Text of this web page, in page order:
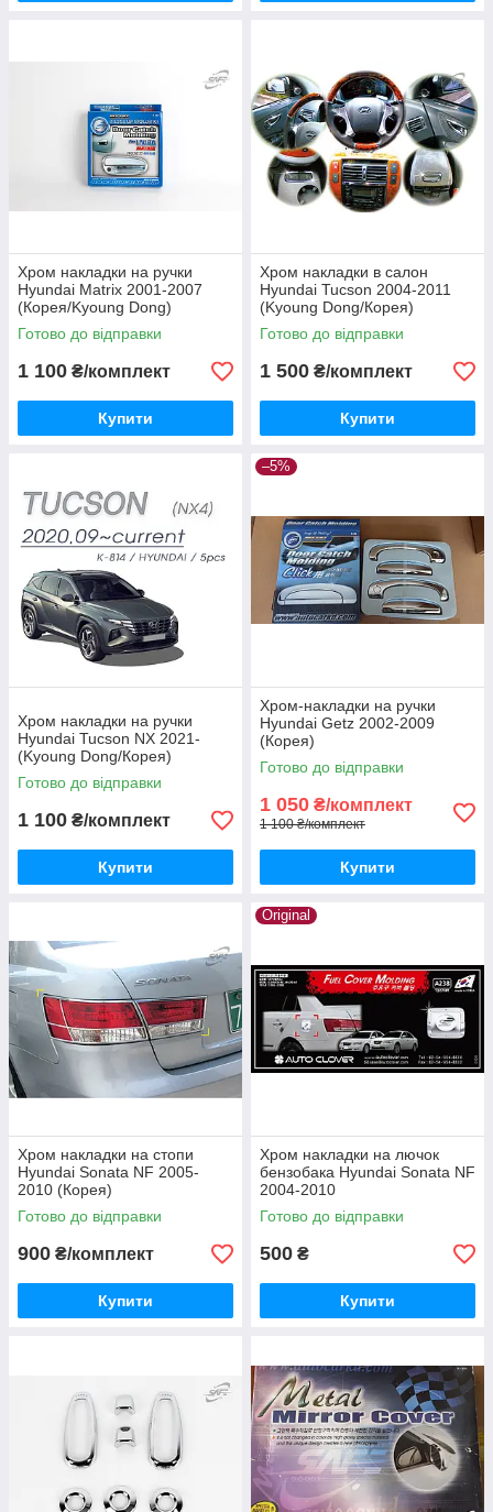
Хром накладки на ручки
Hyundai Matrix 2001-2007
(Корея/Kyoung Dong)
Готово до відправки
1 100 ₴/комплект
Купити
Хром накладки в салон
Hyundai Tucson 2004-2011
(Kyoung Dong/Корея)
Готово до відправки
1 500 ₴/комплект
Купити
Хром накладки на ручки
Hyundai Tucson NX 2021-
(Kyoung Dong/Корея)
Готово до відправки
1 100 ₴/комплект
Купити
–5%
Хром-накладки на ручки
Hyundai Getz 2002-2009
(Корея)
Готово до відправки
1 050 ₴/комплект
1 100 ₴/комплект
Купити
Хром накладки на стопи
Hyundai Sonata NF 2005-
2010 (Корея)
Готово до відправки
900 ₴/комплект
Купити
Original
Хром накладки на лючок
бензобака Hyundai Sonata NF
2004-2010
Готово до відправки
500 ₴
Купити